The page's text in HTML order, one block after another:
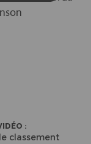
:
classement